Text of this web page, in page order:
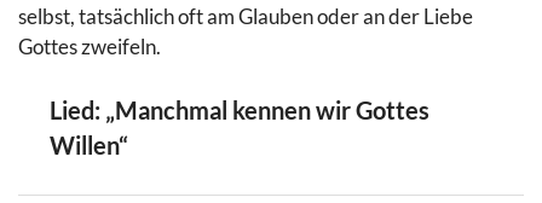
selbst, tatsächlich oft am Glauben oder an der Liebe
Gottes zweifeln.
Lied: „Manchmal kennen wir Gottes
Willen“